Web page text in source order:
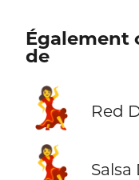
Également
de
💃 Red
💃 Salsa